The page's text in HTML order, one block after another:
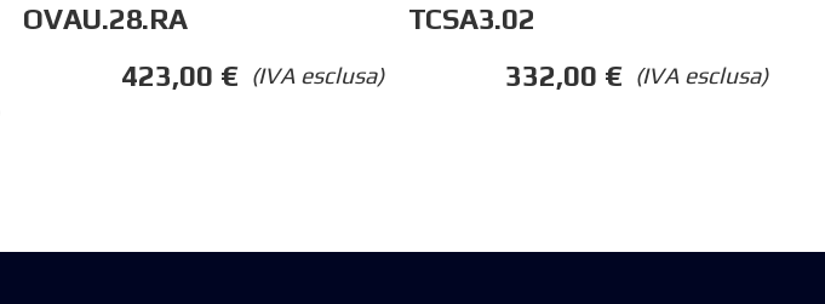
OVAU.28.RA
(IVA esclusa)
423,00 €
TCSA3.02
(IVA esclusa)
332,00 €